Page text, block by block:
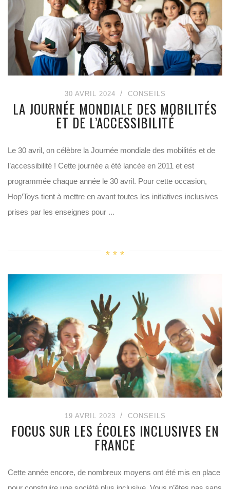
30 AVRIL 2024 CONSEILS
LA JOURNÉE MONDIALE DES MOBILITÉS
ET DE L’ACCESSIBILITÉ
Le 30 avril, on célèbre la Journée mondiale des mobilités et de
l’accessibilité ! Cette journée a été lancée en 2011 et est
programmée chaque année le 30 avril. Pour cette occasion,
Hop’Toys tient à mettre en avant toutes les initiatives inclusives
prises par les enseignes pour ...
19 AVRIL 2023 CONSEILS
FOCUS SUR LES ÉCOLES INCLUSIVES EN
FRANCE
Cette année encore, de nombreux moyens ont été mis en place